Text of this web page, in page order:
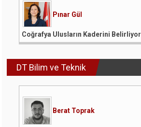
Pınar Gül
Coğrafya Ulusların Kaderini Belirliyor
DT Bilim ve Teknik
Berat Toprak